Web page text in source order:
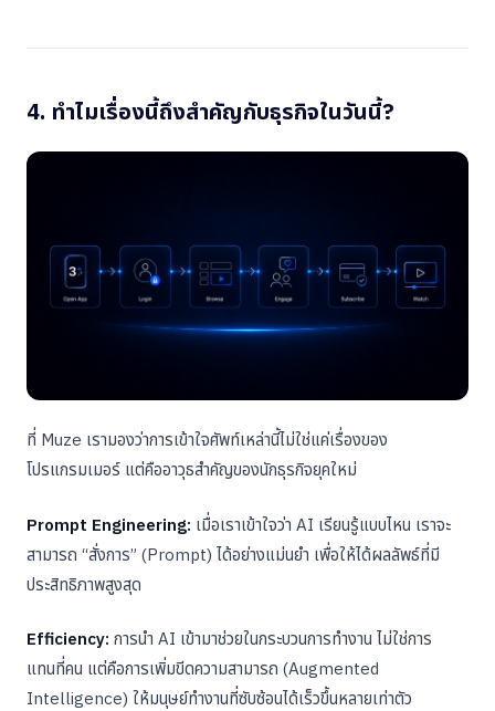
4. ทำไมเรื่องนี้ถึงสำคัญกับธุรกิจในวันนี้?
ที่ Muze เรามองว่าการเข้าใจศัพท์เหล่านี้ไม่ใช่แค่เรื่องของ
โปรแกรมเมอร์ แต่คืออาวุธสำคัญของนักธุรกิจยุคใหม่
Prompt Engineering: เมื่อเราเข้าใจว่า AI เรียนรู้แบบไหน เราจะ
สามารถ “สั่งการ” (Prompt) ได้อย่างแม่นยำ เพื่อให้ได้ผลลัพธ์ที่มี
ประสิทธิภาพสูงสุด
Efficiency: การนำ AI เข้ามาช่วยในกระบวนการทำงาน ไม่ใช่การ
แทนที่คน แต่คือการเพิ่มขีดความสามารถ (Augmented
Intelligence) ให้มนุษย์ทำงานที่ซับซ้อนได้เร็วขึ้นหลายเท่าตัว